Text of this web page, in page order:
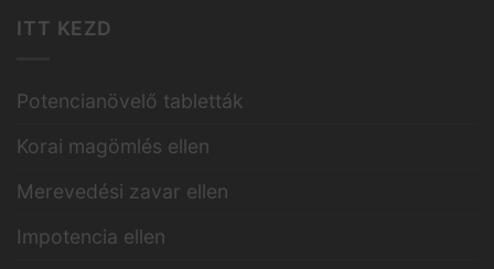
ITT KEZD
Potencianövelő tabletták
Korai magömlés ellen
Merevedési zavar ellen
Impotencia ellen